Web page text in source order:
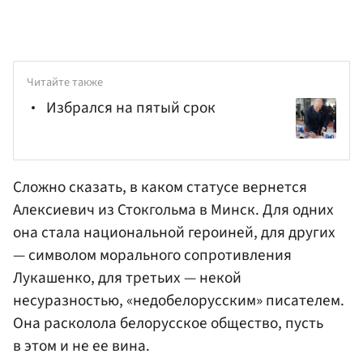
Читайте также
Избрался на пятый срок
Сложно сказать, в каком статусе вернется
Алексиевич из Стокгольма в Минск. Для одних
она стала национальной героиней, для других
— символом морального сопротивления
Лукашенко, для третьих — некой
несуразностью, «недобелорусским» писателем.
Она расколола белорусское общество, пусть
в этом и не ее вина.